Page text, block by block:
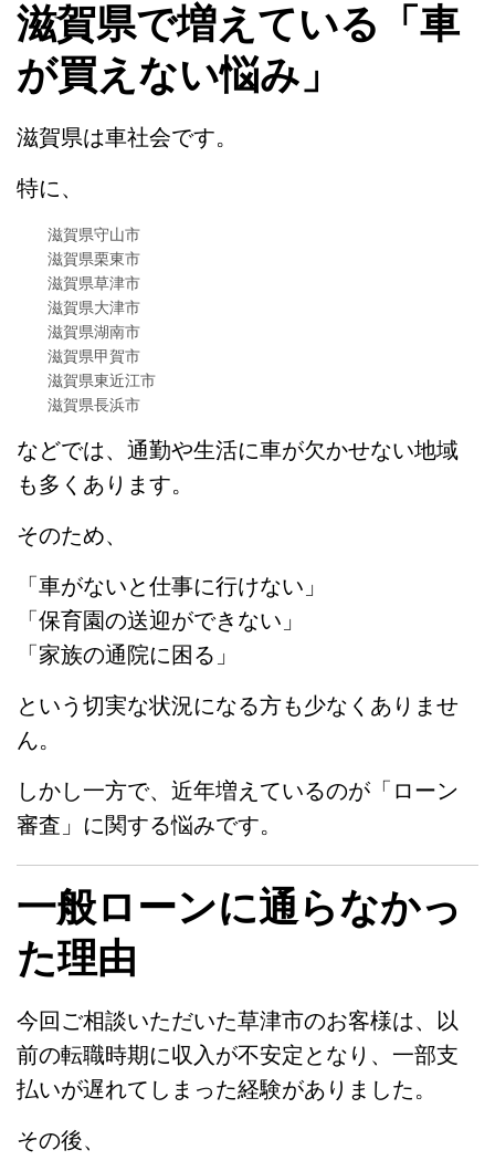
滋賀県で増えている「車
が買えない悩み」
滋賀県は車社会です。
特に、
滋賀県守山市
滋賀県栗東市
滋賀県草津市
滋賀県大津市
滋賀県湖南市
滋賀県甲賀市
滋賀県東近江市
滋賀県長浜市
などでは、通勤や生活に車が欠かせない地域
も多くあります。
そのため、
「車がないと仕事に行けない」
「保育園の送迎ができない」
「家族の通院に困る」
という切実な状況になる方も少なくありませ
ん。
しかし一方で、近年増えているのが「ローン
審査」に関する悩みです。
一般ローンに通らなかっ
た理由
今回ご相談いただいた草津市のお客様は、以
前の転職時期に収入が不安定となり、一部支
払いが遅れてしまった経験がありました。
その後、